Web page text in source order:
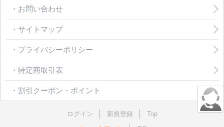
・お問い合わせ
・サイトマップ
・プライバシーポリシー
・特定商取引表
・割引クーポン・ポイント
ログイン 新規登録
Top